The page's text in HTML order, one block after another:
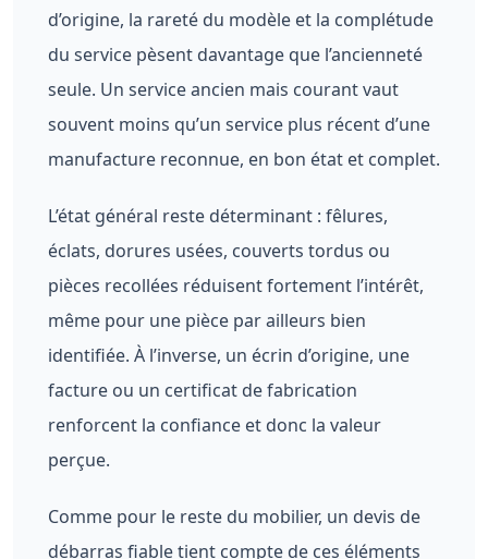
d’origine, la rareté du modèle et la complétude
du service pèsent davantage que l’ancienneté
seule. Un service ancien mais courant vaut
souvent moins qu’un service plus récent d’une
manufacture reconnue, en bon état et complet.
L’état général reste déterminant : fêlures,
éclats, dorures usées, couverts tordus ou
pièces recollées réduisent fortement l’intérêt,
même pour une pièce par ailleurs bien
identifiée. À l’inverse, un écrin d’origine, une
facture ou un certificat de fabrication
renforcent la confiance et donc la valeur
perçue.
Comme pour le reste du mobilier, un devis de
débarras fiable tient compte de ces éléments